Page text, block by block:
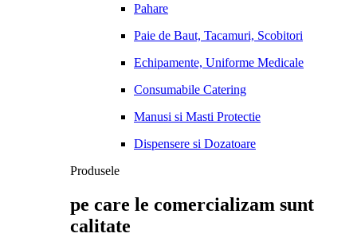
Pahare
Paie de Baut, Tacamuri, Scobitori
Echipamente, Uniforme Medicale
Consumabile Catering
Manusi si Masti Protectie
Dispensere si Dozatoare
Produsele
pe care le comercializam sunt
calitate